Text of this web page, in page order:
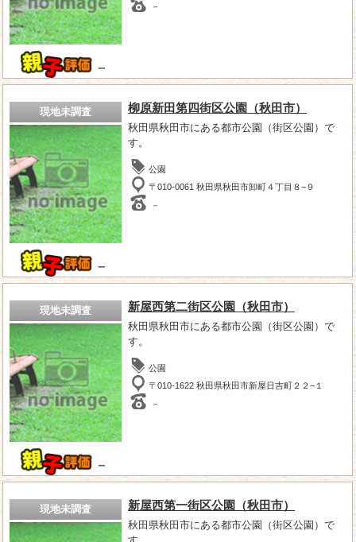
－
－
現地未調査
－
柳原新田第四街区公園（秋田市）
秋田県秋田市にある都市公園（街区公園）で
す。
公園
〒010-0061 秋田県秋田市卸町４丁目８−９
－
現地未調査
－
新屋西第二街区公園（秋田市）
秋田県秋田市にある都市公園（街区公園）で
す。
公園
〒010-1622 秋田県秋田市新屋日吉町２２−１
－
現地未調査 新屋西第一街区公園（秋田市）
秋田県秋田市にある都市公園（街区公園）で